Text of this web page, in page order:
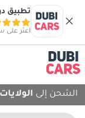
تطبيق
اعثر على
الشحن إلى